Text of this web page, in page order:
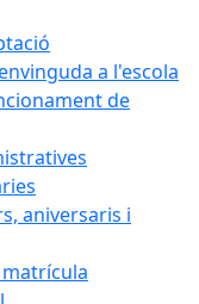
a l'escola
de
aniversaris i